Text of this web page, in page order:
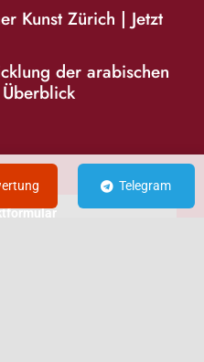
Kunst Zürich | Jetzt
der arabischen
Telegram